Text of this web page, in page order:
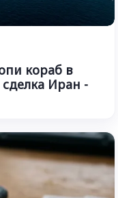
кораб в
Иран -